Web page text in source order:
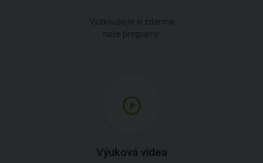
Výuková videa